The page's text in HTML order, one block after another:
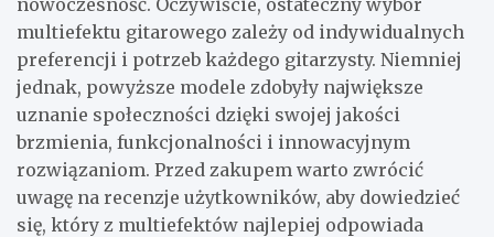
multiefektu gitarowego zależy od indywidualnych
preferencji i potrzeb każdego gitarzysty. Niemniej
jednak, powyższe modele zdobyły największe
uznanie społeczności dzięki swojej jakości
brzmienia, funkcjonalności i innowacyjnym
rozwiązaniom. Przed zakupem warto zwrócić
uwagę na recenzje użytkowników, aby dowiedzieć
się, który z multiefektów najlepiej odpowiada